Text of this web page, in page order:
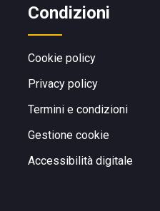
Condizioni
Cookie policy
Privacy policy
Termini e condizioni
Gestione cookie
Accessibilità digitale